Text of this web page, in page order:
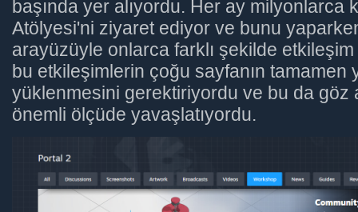
başında yer alıyordu. Her ay milyonlarca
Atölyesi'ni ziyaret ediyor ve bunu
arayüzüyle onlarca farklı şekilde
bu etkileşimlerin çoğu sayfanın tamamen
yüklenmesini gerektiriyordu ve bu da göz
önemli ölçüde yavaşlatıyordu.